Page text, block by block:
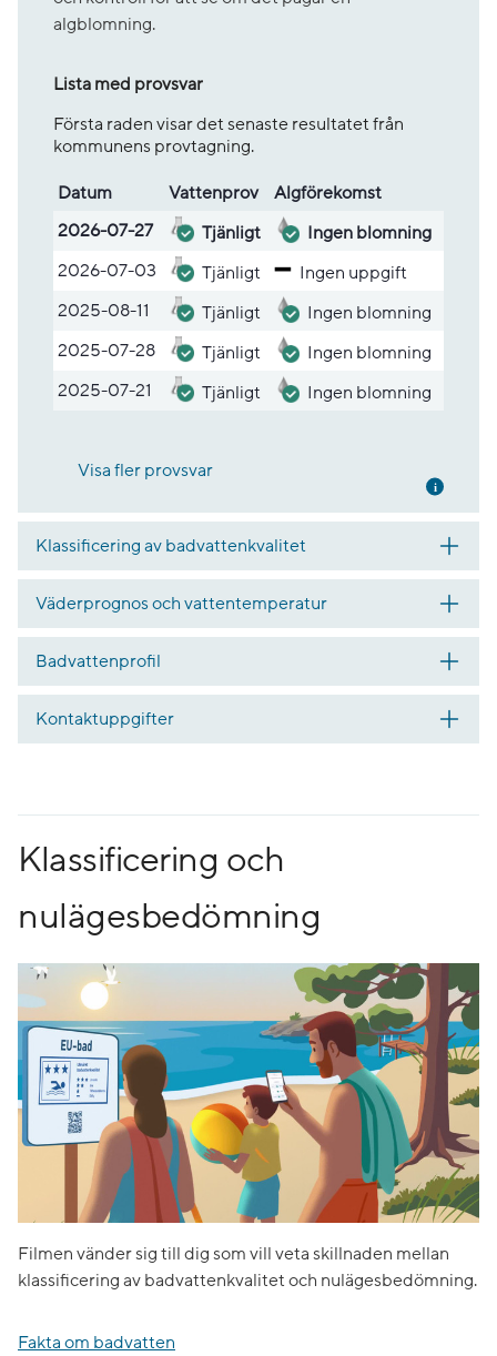
algblomning.
Lista med provsvar
Första raden visar det senaste resultatet från
kommunens provtagning.
Lista med provsvar
Datum Vatten­prov
Alg­före­komst
2026-07-27
Tjänligt
Ingen blomning
2026-07-03
Tjänligt
Ingen uppgift
2025-08-11
Tjänligt
Ingen blomning
2025-07-28
Tjänligt
Ingen blomning
2025-07-21
Tjänligt Ingen blomning
Visa fler provsvar Mer
Klassificering av badvattenkvalitet
Väderprognos och vattentemperatur
Badvattenprofil
Kontaktuppgifter
Klassificering och
nulägesbedömning
Filmen vänder sig till dig som vill veta skillnaden mellan
klassificering av badvattenkvalitet och nulägesbedömning.
Fakta om badvatten